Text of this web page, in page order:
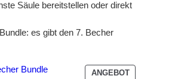
Säule bereitstellen oder direkt
es gibt den 7. Becher
ANGEBOTP